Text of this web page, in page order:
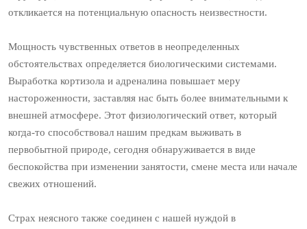
откликается на потенциальную опасность неизвестности.
Мощность чувственных ответов в неопределенных
обстоятельствах определяется биологическими системами.
Выработка кортизола и адреналина повышает меру
настороженности, заставляя нас быть более внимательными к
внешней атмосфере. Этот физиологический ответ, который
когда-то способствовал нашим предкам выживать в
первобытной природе, сегодня обнаруживается в виде
беспокойства при изменении занятости, смене места или начале
свежих отношений.
Страх неясного также соединен с нашей нуждой в